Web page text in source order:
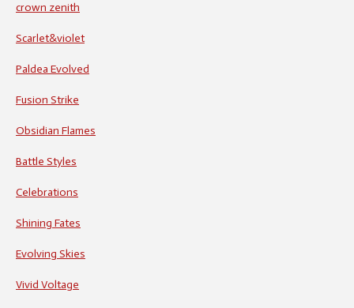
crown zenith
Scarlet&violet
Paldea Evolved
Fusion Strike
Obsidian Flames
Battle Styles
Celebrations
Shining Fates
Evolving Skies
Vivid Voltage